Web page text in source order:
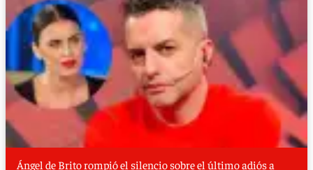
Ángel de Brito rompió el silencio sobre el último adiós a